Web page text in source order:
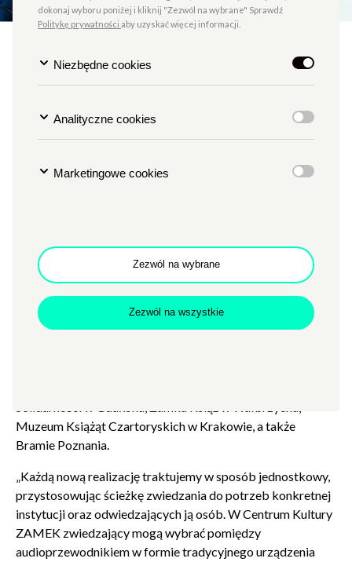
Audioprzewodnik po Zamku
MIEJSCEPRZESTRZENIE CK ZAMEK
Zwiedzanie historycznej części Centrum Kultury
ZAMEK z audioprzewodnikiem
Audioprzewodnik powstał przy współpracy z krakowską
Muzeum Książąt Czartoryskich w Krakowie, a także
Bramie Poznania.
„Każdą nową realizację traktujemy w sposób jednostkowy,
przystosowując ścieżkę zwiedzania do potrzeb konkretnej
instytucji oraz odwiedzających ją osób. W Centrum Kultury
ZAMEK zwiedzający mogą wybrać pomiędzy
audioprzewodnikiem w formie tradycyjnego urządzenia
dokonaj wyboru poniżej i kliknij "Zezwól na wybrane" Sprawdź
Politykę prywatności aby uzyskać więcej informacji.
Niezbędne cookies
Analityczne cookies
Marketingowe cookies
Zezwól na wybrane
Zezwól na wszystkie